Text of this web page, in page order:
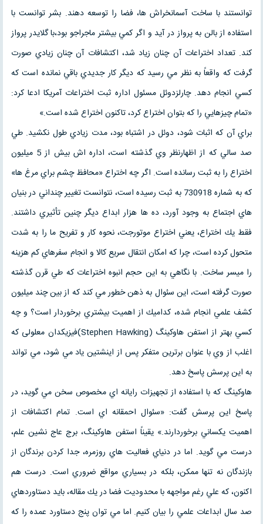
توانستند با ساخت آسمانخراش ها، فضا را توسعه دهند. بشر توانست با
استفاده از بالن به پرواز در آيد و اگر كمي بيشتر ماجراجو بود،با گلايدر پرواز
كند. تعداد اختراعات آن چنان زياد شد، اكتشافات آن چنان زيادي صورت
گرفت كه واقعاً به نظر مي رسيد كه ديگر كار جديدي باقي نمانده است كه
كسي انجام دهد. چارلزدوئل مسئول اداره ثبت اختراعات آمريكا ادعا كرد:
«تمام چيزهايي را كه بتوان اختراع كرد، تاكنون اختراع شده است.»
براي آن كه اثبات شود، دوئل در اشتباه بود، مدت زيادي طول نكشيد. طي
صد سالي كه از اظهارنظر وي گذشته است، اداره اش بيش از 5 ميليون
اختراع را به ثبت رسانده است. اگر چه اختراع «محافظ چشم براي مرغ ها»
كه به شماره 730918 به ثبت رسيده است، نتوانست تغيير چنداني در بنيان
هاي اجتماع به وجود آورد، ده ها هزار ابداع ديگر چنين تأثيري داشتند.
فقط يك اختراع، يعني اختراع موتورجت، نحوه كار و تفريح ما را به شدت
متحول كرده است، چرا كه امكان انتقال سريع كالا و انجام سفرهاي كم هزينه
را ميسر ساخت. با نگاهي به اين حجم انبوه اختراعات كه طي قرن گذشته
صورت گرفته است، اين سئوال به ذهن خطور مي كند كه از بين چند ميليون
كشف علمي انجام شده، كداميك از اهميت بيشتري برخوردار است؟ و چه
كسي بهتر از استفن هاوكينگ (Stephen Hawking)فيزيكدان معلولی كه
اغلب از وي با عنوان برترين متفكر پس از اينشتين ياد مي شود، مي تواند
به اين پرسش پاسخ دهد.
هاوكينگ كه با استفاده از تجهيزات رايانه اي مخصوص سخن مي گويد، در
پاسخ اين پرسش گفت: «سئوال احمقانه اي است. تمام اكتشافات از
اهميت يكساني برخوردارند.» يقيناً استفن هاوكينگ، برج عاج نشين علم،
درست مي گويد. اما در دنياي فعاليت هاي روزمره، جدا كردن برندگان از
بازندگان نه تنها ممكن، بلكه در بسياري مواقع ضروري است. درست هم
اكنون، كه علي رغم مواجهه با محدوديت فضا در يك مقاله، بايد دستاوردهاي
صد سال ابداعات علمي را بيان كنيم. اما مي توان پنج دستاورد عمده را كه